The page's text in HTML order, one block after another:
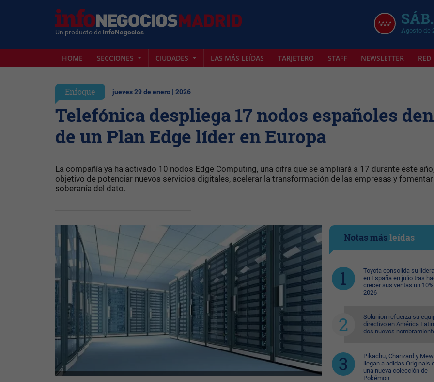
Un producto de InfoNegocios Agosto de
HOME SECCIONES CIUDADES LAS MÁS LEÍDAS TARJETERO STAFF NEWSLETTER RED
Enfoque jueves 29 de enero | 2026
Telefónica despliega 17 nodos españoles
de un Plan Edge líder en Europa
La compañía ya ha activado 10 nodos Edge Computing, una cifra que se ampliará a 17 durante este
objetivo de potenciar nuevos servicios digitales, acelerar la transformación de las empresas y fomentar
soberanía del dato.
Notas másleídas
Toyota consolida su
en España en julio tras
crecer sus ventas un
2026
Solunion refuerza su
directivo en América
dos nuevos
Pikachu, Charizard y
llegan a adidas Originals
una nueva colección de
Pokémon